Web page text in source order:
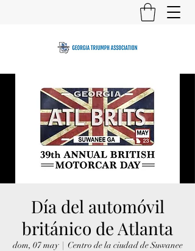
Día del automóvil
británico de Atlanta
dom, 07 may
  |
Centro de la ciudad de Suwanee